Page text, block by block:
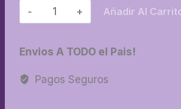
02-
Sahumerios
base
resina
Añadir Al
Envios A TODO el Pais!
Pagos Seguros